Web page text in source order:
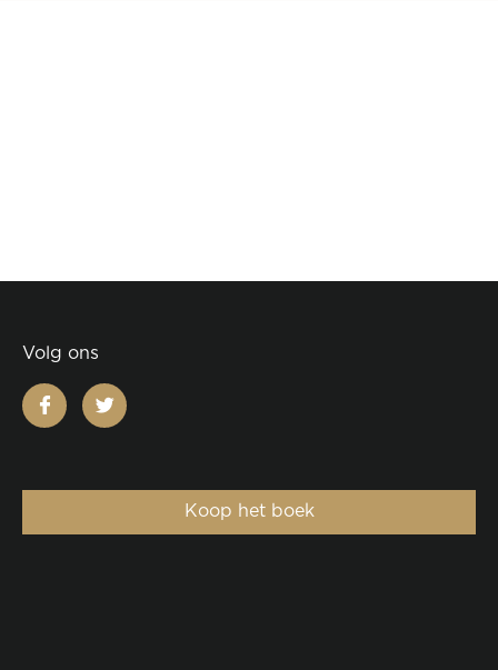
Volg ons
facebooktwitter
Koop het boek